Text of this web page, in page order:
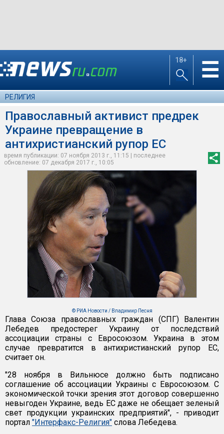
18+ ☰
РЕЛИГИЯ
Православный активист предрек
Украине превращение в
антихристианский рупор ЕС
время публикации: 07 ноября 2013 г., 11:15 | последнее
обновление: 07 декабря 2017 г., 10:05
© РИА Новости / Владимир Песня
Глава Союза православных граждан (СПГ) Валентин
Лебедев предостерег Украину от последствий
ассоциации страны с Евросоюзом. Украина в этом
случае превратится в антихристианский рупор ЕС,
считает он.
"28 ноября в Вильнюсе должно быть подписано
соглашение об ассоциации Украины с Евросоюзом. С
экономической точки зрения этот договор совершенно
невыгоден Украине, ведь ЕС даже не обещает зеленый
свет продукции украинских предприятий", - приводит
портал "Интерфакс-Религия" слова Лебедева.